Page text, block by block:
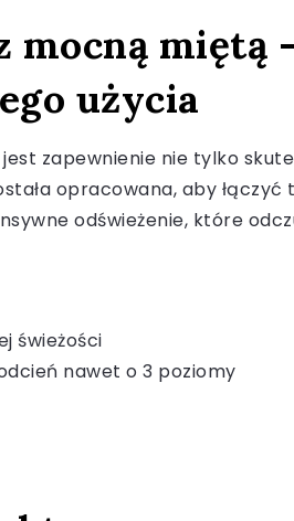
mocną
użycia
zapewnienie nie tylko
opracowana, aby
odświeżenie, które
świeżości
nawet o 3 poziomy